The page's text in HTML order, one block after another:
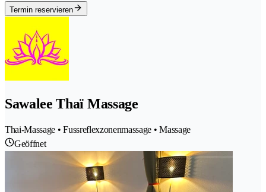
Termin reservieren
Sawalee Thaï Massage
Thai-Massage • Fussreflexzonenmassage • Massage
Geöffnet